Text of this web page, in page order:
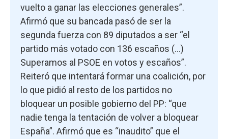
vuelto a ganar las elecciones generales”.
Afirmó que su bancada pasó de ser la
segunda fuerza con 89 diputados a ser “el
partido más votado con 136 escaños (…)
Superamos al PSOE en votos y escaños”.
Reiteró que intentará formar una coalición, por
lo que pidió al resto de los partidos no
bloquear un posible gobierno del PP: “que
nadie tenga la tentación de volver a bloquear
España”. Afirmó que es “inaudito” que el